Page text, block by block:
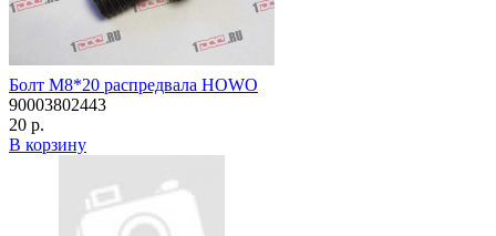
Болт М8*20 распредвала HOWO
90003802443
20 р.
В корзину